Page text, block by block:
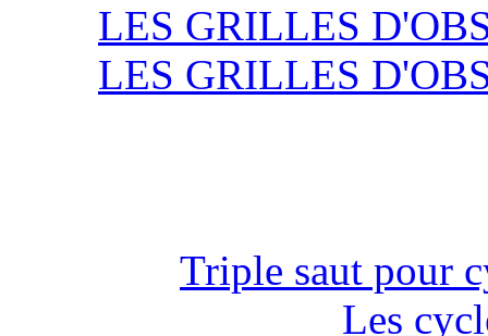
LES GRILLES
LES GRILLES
Triple saut pour
Les